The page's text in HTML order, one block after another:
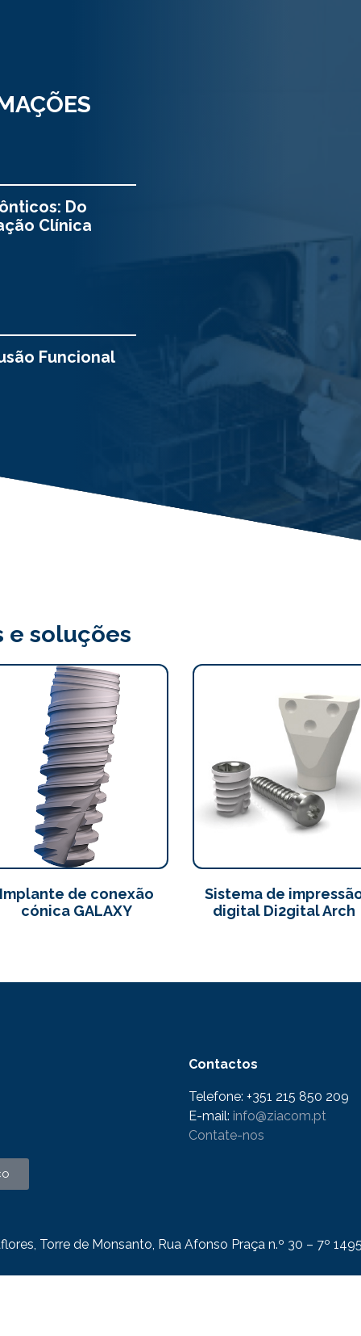
Do
Clínica
Funcional
e soluções
Implante de conexão
cónica GALAXY
Sistema de
digital Di2gital Arch
Contactos
Telefone: +351 215 850 209
E-mail: info@ziacom.pt
Contate-nos
Torre de Monsanto, Rua Afonso Praça n.º 30 – 7º